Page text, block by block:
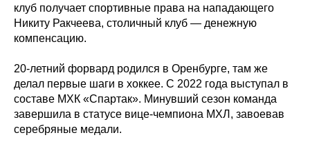
клуб получает спортивные права на нападающего
Никиту Ракчеева, столичный клуб — денежную
компенсацию.
20-летний форвард родился в Оренбурге, там же
делал первые шаги в хоккее. С 2022 года выступал в
составе МХК «Спартак». Минувший сезон команда
завершила в статусе вице-чемпиона МХЛ, завоевав
серебряные медали.